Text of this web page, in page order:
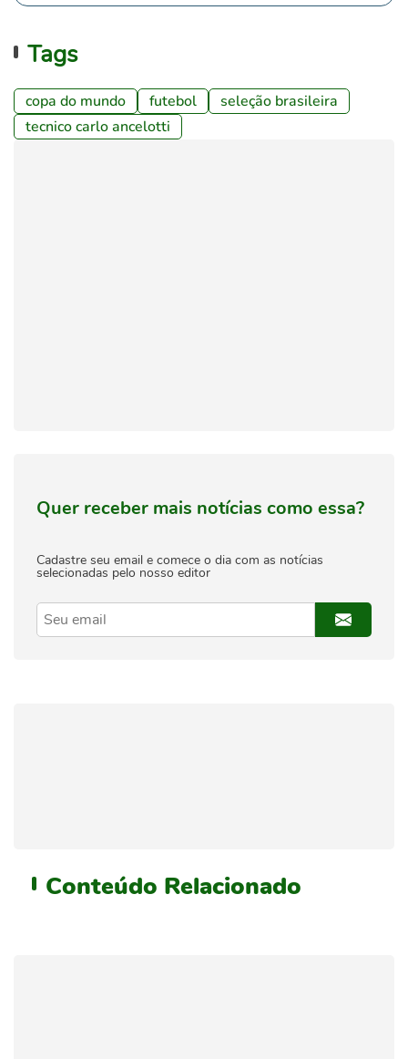
Tags
copa do mundo futebol
seleção brasileira
tecnico carlo ancelotti
Quer receber mais notícias como essa?
Cadastre seu email e comece o dia com as notícias
selecionadas pelo nosso editor
Conteúdo Relacionado